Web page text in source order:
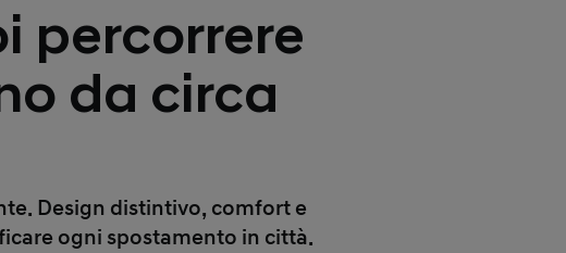
percorrere
da circa
Design distintivo, comfort e
ogni spostamento in città.